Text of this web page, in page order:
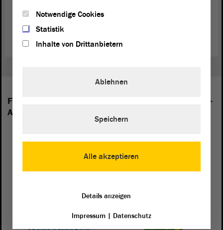
Landes Sachsen-Anhalt, Prof. Dr. Armin Willingmann,
angeschlossen.
Folgende Fraktionen sind im Landtag von Sachsen-
Anhalt vertreten:
Notwendige Cookies
Statistik
Inhalte von Drittanbietern
Alle akzeptieren
Ablehnen
Speichern
Details anzeigen
Impressum| Datenschutz